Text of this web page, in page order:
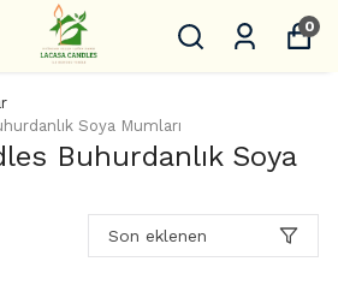
0
Soya Mumları
Buhurdanlık Soya
Son eklenen